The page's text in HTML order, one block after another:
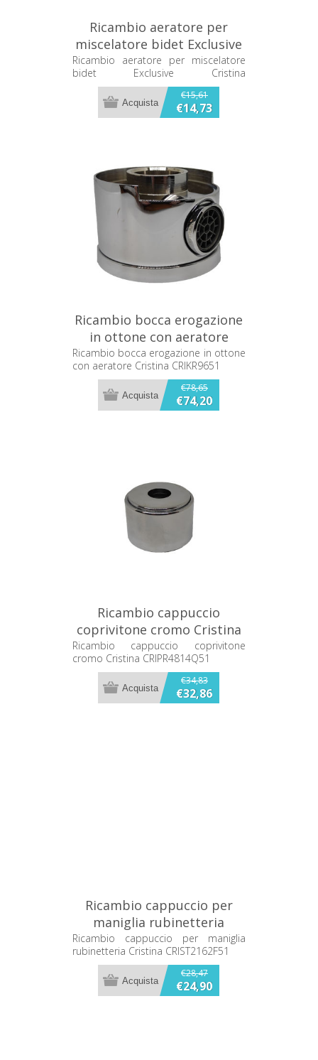
Ricambio aeratore per
miscelatore bidet Exclusive
Cristina CRIAR11509Q51
Ricambio aeratore per miscelatore
bidet Exclusive Cristina
CRIAR11509Q51
€15,61
€14,73
Ricambio bocca erogazione
in ottone con aeratore
Cristina CRIKR9651
Ricambio bocca erogazione in ottone
con aeratore Cristina CRIKR9651
€78,65
€74,20
Ricambio cappuccio
coprivitone cromo Cristina
CRIPR4814Q51
Ricambio cappuccio coprivitone
cromo Cristina CRIPR4814Q51
€34,83
€32,86
Ricambio cappuccio per
maniglia rubinetteria
Cristina CRIST2162F51
Ricambio cappuccio per maniglia
rubinetteria Cristina CRIST2162F51
€28,47
€24,90